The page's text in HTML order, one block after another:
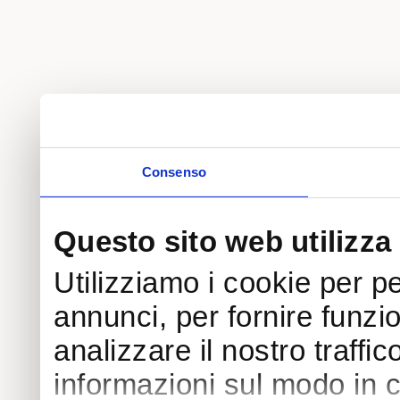
Consenso
Questo sito web utilizza
Utilizziamo i cookie per
annunci, per fornire
analizzare il nostro
informazioni sul modo in